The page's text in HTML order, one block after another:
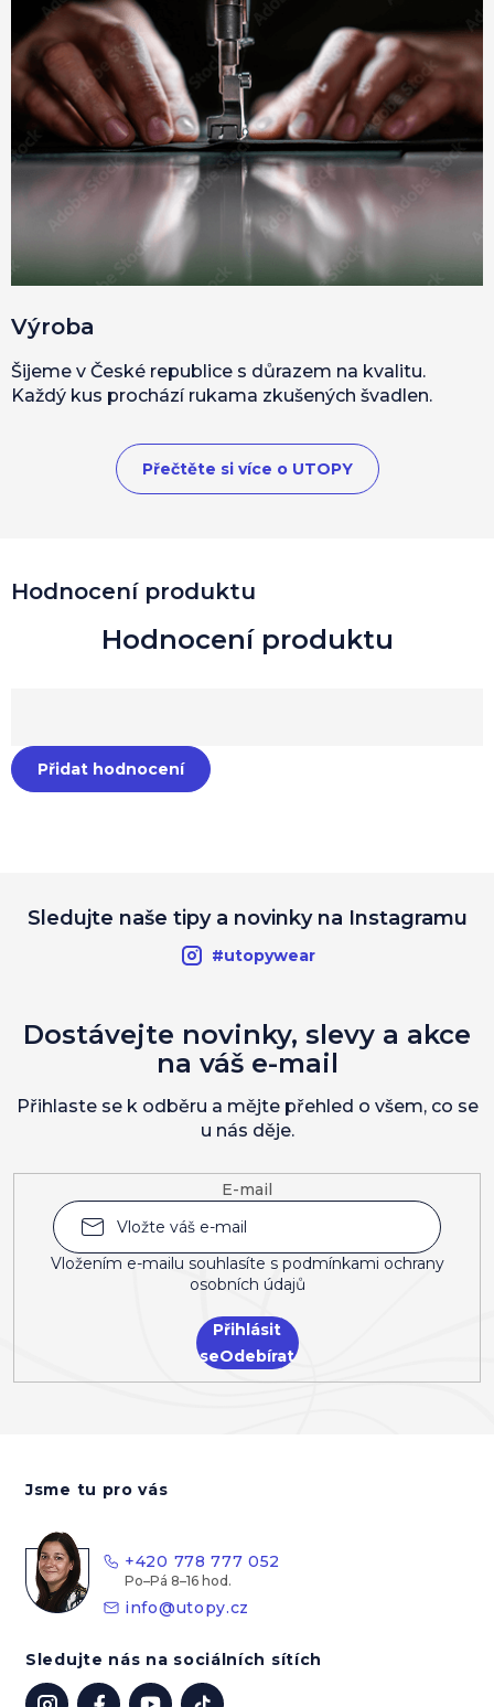
Hodnocení produktu
Přidat hodnocení
Výroba
Šijeme v České republice s důrazem na kvalitu.
Každý kus prochází rukama zkušených švadlen.
Přečtěte si více o UTOPY
Sledujte naše tipy a novinky na Instagramu
#utopywear
E-mail
Vložením e-mailu souhlasíte s podmínkami ochrany
osobních údajů
Přihlásit
se
Dostávejte novinky, slevy a akce
na váš e-mail
Přihlaste se k odběru a mějte přehled o všem, co se
u nás děje.
Jsme tu pro vás
+420 778 777 052
info@utopy.cz
Sledujte nás na sociálních sítích